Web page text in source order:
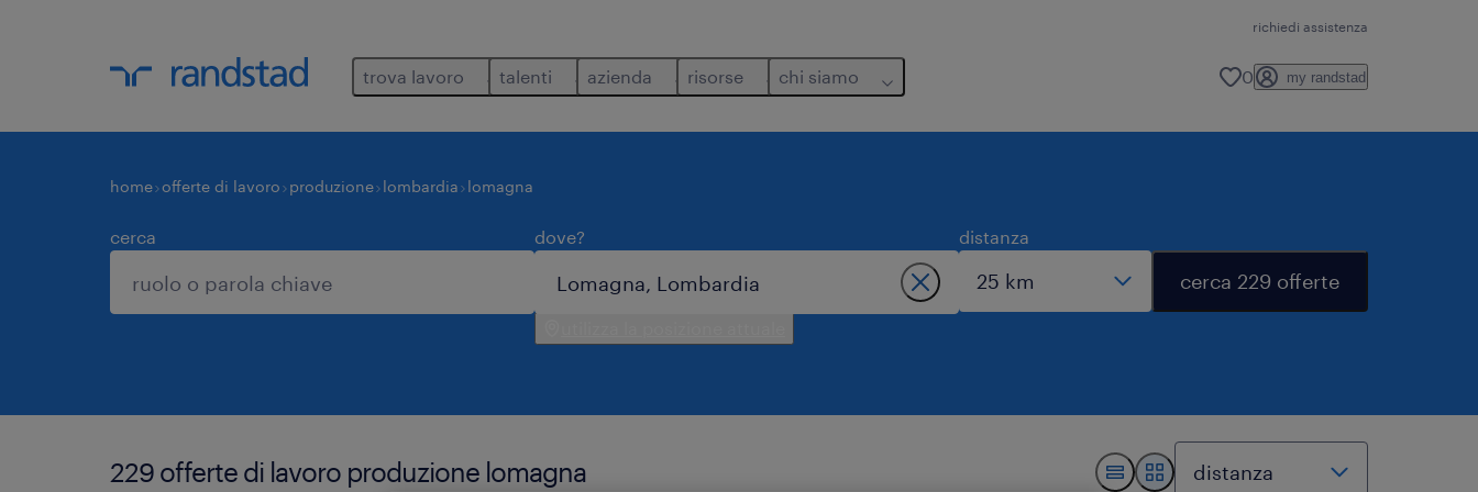
richiedi assistenza
trova lavoro talenti azienda risorse chi siamo 0 my randstad
home offerte di lavoro produzione lombardia lomagna
cerca dove? distanza
cerca 229 offerte
229 offerte di lavoro produzione lomagna